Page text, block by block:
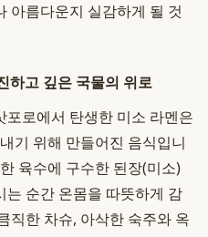
아름다운지 실감하게 될 것
하고 깊은 국물의 위로
로에서 탄생한 미소 라멘은
기 위해 만들어진 음식입니
육수에 구수한 된장(미소)
는 순간 온몸을 따뜻하게 감
직한 차슈, 아삭한 숙주와 옥